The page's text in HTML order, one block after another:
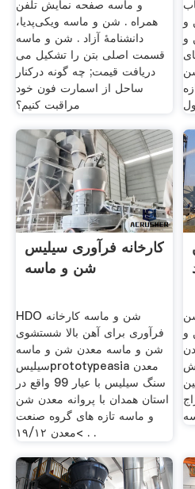
و ماسه صفحه نمایش تلفن
همراه . شن و ماسه ویکی‌پدیا،
دانشنامهٔ آزاد . شن و ماسه
قسمت اصلی بتن را تشکیل می‌
دریافت قیمت; چه گونه درکنار
ساحل از اسمارت فون خود
مراقبت کنیم؟
و
و
کارخانه فرآوری سیلیس
شن و ماسه
HDO شن و ماسه کارخانه
فرآوری برای آهن بالا شستشوی
شن و ماسه معدن شن و ماسه
سیلیسprototypeasia معدن
سنگ سیلیس با عیار 99 واقع در
استان همدان با پروانه معدن شن
و ماسه تازه های گروه صنعت
>معدن ١٩/١٢ . .
و